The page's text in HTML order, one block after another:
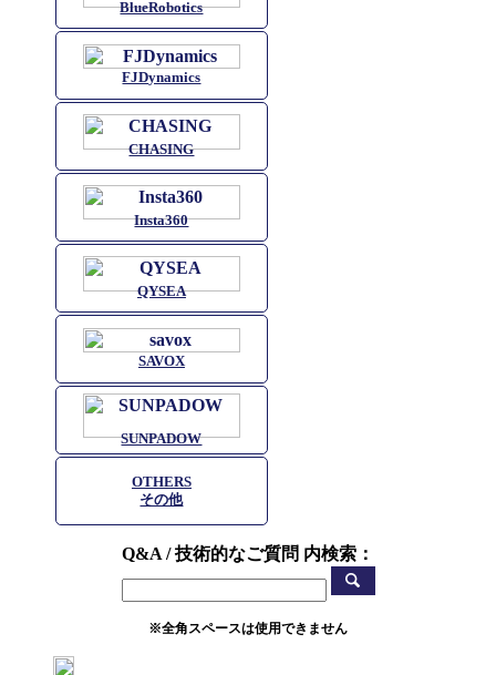
BlueRobotics
FJDynamics
CHASING
Insta360
QYSEA
SAVOX
SUNPADOW
OTHERS
その他
Q&A / 技術的なご質問 内検索：
※全角スペースは使用できません